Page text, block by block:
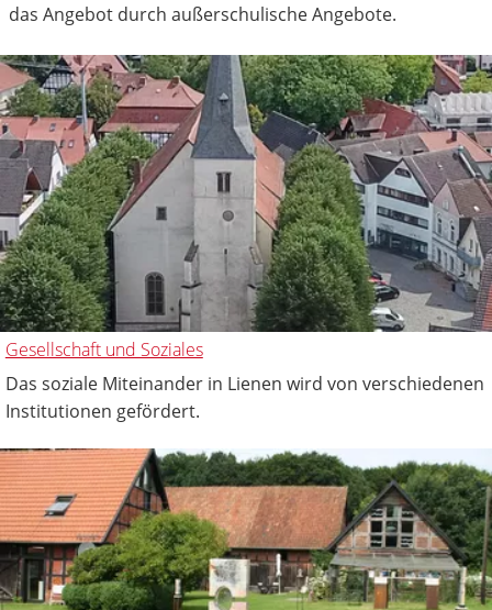
das Angebot durch außerschulische Angebote.
Gesellschaft und Soziales
Das soziale Miteinander in Lienen wird von verschiedenen
Institutionen gefördert.